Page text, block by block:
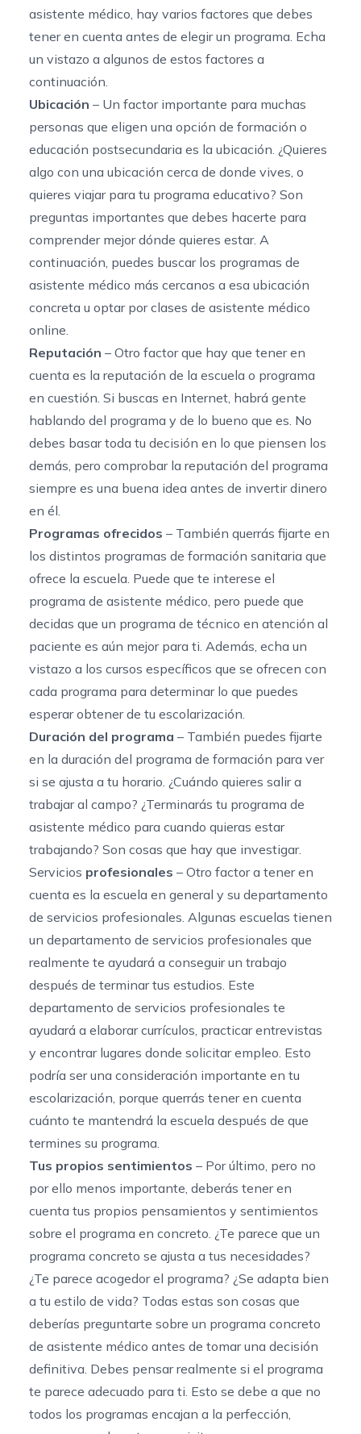
asistente médico , hay varios factores que debes
tener en cuenta antes de elegir un programa. Echa
un vistazo a algunos de estos factores a
continuación.
Ubicación – Un factor importante para muchas
personas que eligen una opción de formación o
educación postsecundaria es la ubicación. ¿Quieres
algo con una ubicación cerca de donde vives, o
quieres viajar para tu programa educativo? Son
preguntas importantes que debes hacerte para
comprender mejor dónde quieres estar. A
continuación, puedes buscar los programas de
asistente médico más cercanos a esa ubicación
concreta u optar porclases de asistente médico
online
Reputación – Otro factor que hay que tener en
cuenta es la reputación de la escuela o programa
en cuestión. Si buscas en Internet, habrá gente
hablando del programa y de lo bueno que es. No
debes basar toda tu decisión en lo que piensen los
demás, pero comprobar la reputación del programa
siempre es una buena idea antes de invertir dinero
en él.
Programas ofrecidos – También querrás fijarte en
los distintos programas de formación sanitaria que
ofrece la escuela. Puede que te interese el
programa de asistente médico, pero puede que
decidas que un programa de técnico en atención al
paciente es aún mejor para ti. Además, echa un
vistazo a los cursos específicos que se ofrecen con
cada programa para determinar lo que puedes
esperar obtener de tu escolarización.
Duración del programa – También puedes fijarte
en la duración del programa de formación para ver
si se ajusta a tu horario. ¿Cuándo quieres salir a
trabajar al campo? ¿Terminarás tu programa de
asistente médico para cuando quieras estar
trabajando? Son cosas que hay que investigar.
Servicios profesionales – Otro factor a tener en
cuenta es la escuela en general y su departamento
de servicios profesionales. Algunas escuelas tienen
un departamento de servicios profesionales que
realmente te ayudará a conseguir un trabajo
después de terminar tus estudios. Este
departamento de servicios profesionales te
ayudará a elaborar currículos, practicar entrevistas
y encontrar lugares donde solicitar empleo. Esto
podría ser una consideración importante en tu
escolarización, porque querrás tener en cuenta
cuánto te mantendrá la escuela después de que
termines su programa.
Tus propios sentimientos – Por último, pero no
por ello menos importante, deberás tener en
cuenta tus propios pensamientos y sentimientos
sobre el programa en concreto. ¿Te parece que un
programa concreto se ajusta a tus necesidades?
¿Te parece acogedor el programa? ¿Se adapta bien
a tu estilo de vida? Todas estas son cosas que
deberías preguntarte sobre un programa concreto
de asistente médico antes de tomar una decisión
definitiva. Debes pensar realmente si el programa
te parece adecuado para ti. Esto se debe a que no
todos los programas encajan a la perfección,